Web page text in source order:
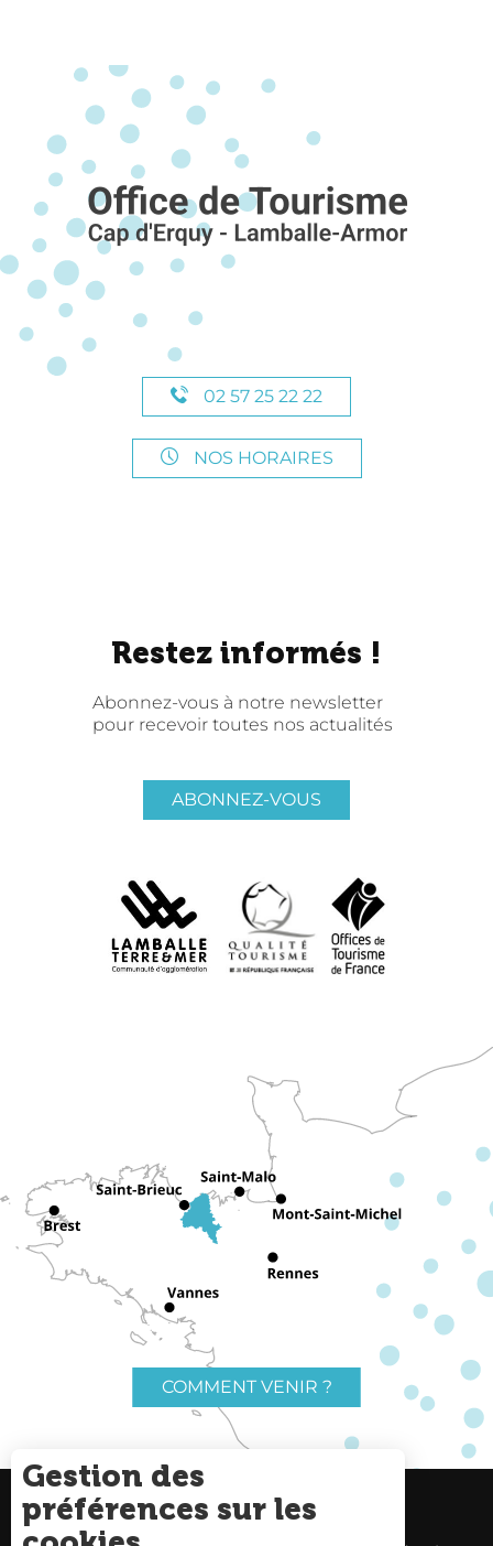
02 57 25 22 22
NOS HORAIRES
Restez informés !
Abonnez-vous à notre newsletter
pour recevoir toutes nos actualités
ABONNEZ-VOUS
COMMENT VENIR ?
Charte du voyageur Liens utiles
Gestion des
préférences sur les